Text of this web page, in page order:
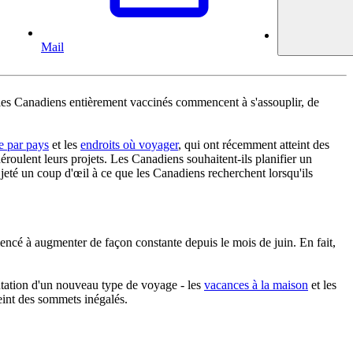
Mail
Canadiens entièrement vaccinés commencent à s'assouplir, de
par pays et les endroits où voyager, qui ont récemment atteint des
leurs projets. Les Canadiens souhaitent-ils planifier un
un coup d'œil à ce que les Canadiens recherchent lorsqu'ils
à augmenter de façon constante depuis le mois de juin. En fait,
d'un nouveau type de voyage - les vacances à la maison et les
des sommets inégalés.